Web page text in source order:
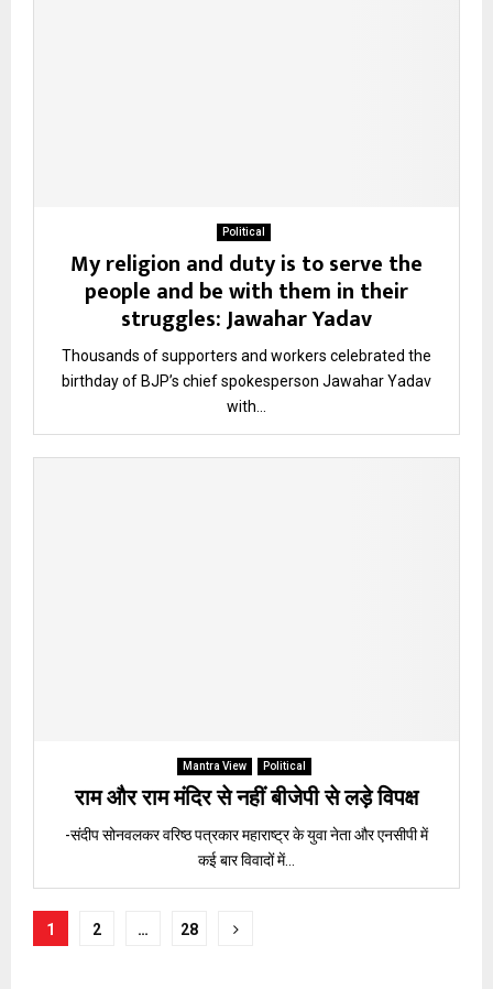
Political
My religion and duty is to serve the
people and be with them in their
struggles: Jawahar Yadav
Thousands of supporters and workers celebrated the
birthday of BJP’s chief spokesperson Jawahar Yadav
with...
Mantra View Political
राम और राम मंदिर से नहीं बीजेपी से लड़े विपक्ष
-संदीप सोनवलकर वरिष्ठ पत्रकार महाराष्ट्र के युवा नेता और एनसीपी में
कई बार विवादों में...
Posts
1 2 … 28